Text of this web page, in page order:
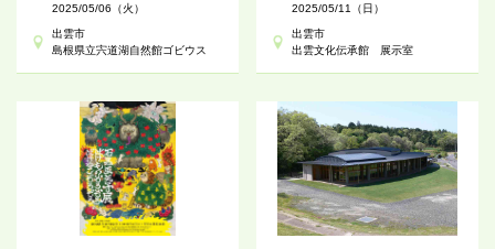
2025/05/06（火）
出雲市
島根県立宍道湖自然館ゴビウス
2025/05/11（日）
出雲市
出雲文化伝承館 展示室